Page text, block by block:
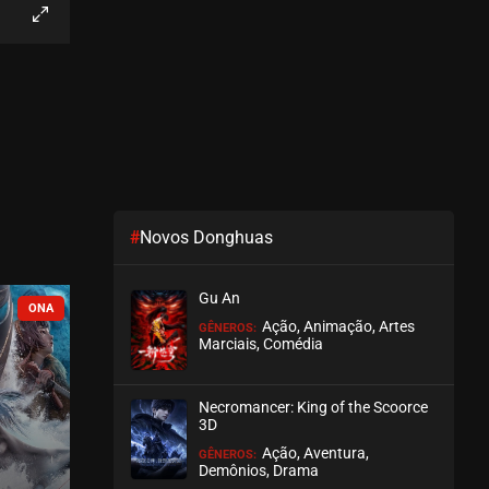
EPISÓDIO 02
ASSISTIDO
COMPLETO COMPLETO
#Novos Donghuas
Gu An
GÊNEROS: Ação, Animação, Artes
Marciais, Comédia
Necromancer: King of the Scoorce
3D
GÊNEROS: Ação, Aventura,
Demônios, Drama